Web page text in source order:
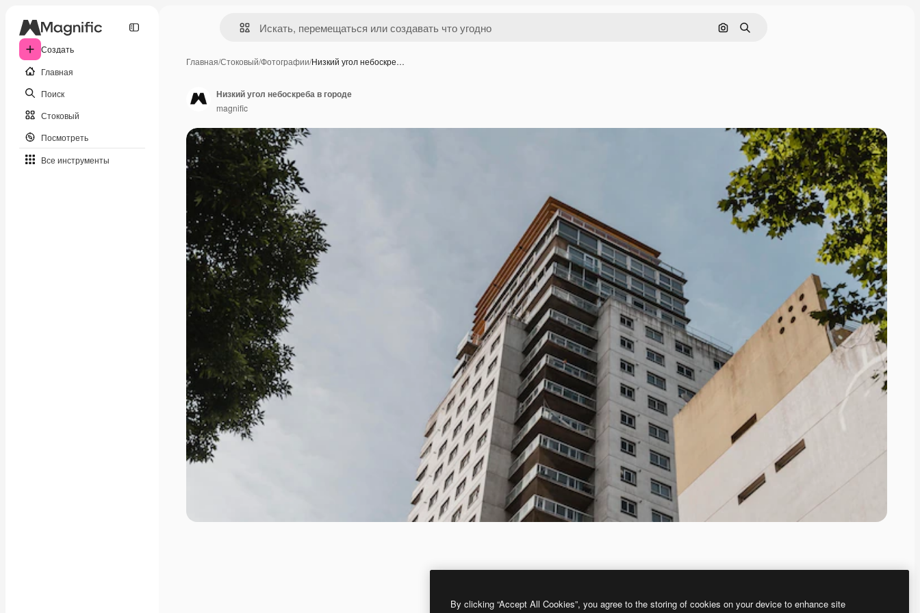
Создать
Главная
Поиск
Стоковый
Посмотреть
Все инструменты
Поиск по изображению
Поиск
Главная/Стоковый/Фотографии/Низкий угол небоскре…
Низкий угол небоскреба в городе
magnific
By clicking “Accept All Cookies”, you agree to the storing of cookies on your device to enhance site